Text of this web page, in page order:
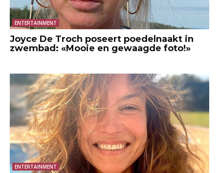
ENTERTAINMENT
Joyce De Troch poseert poedelnaakt in
zwembad: «Mooie en gewaagde foto!»
ENTERTAINMENT